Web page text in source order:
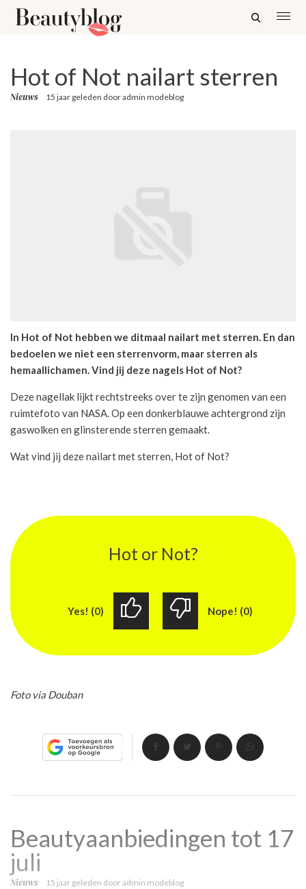
Hot of Not nailart sterren
Nieuws 15 jaar geleden dooradmin modeblog
In Hot of Not hebben we ditmaal nailart met sterren. En dan
bedoelen we niet een sterrenvorm, maar sterren als
hemaallichamen. Vind jij deze nagels Hot of Not?
Deze nagellak lijkt rechtstreeks over te zijn genomen van een
ruimtefoto van NASA. Op een donkerblauwe achtergrond zijn
gaswolken en glinsterende sterren gemaakt.
Wat vind jij deze nailart met sterren, Hot of Not?
Hot or Not?
Yes! (0) Nope! (0)
Foto via Douban
Beautyaanbiedingen tot 17
juli
Nieuws 15 jaar geleden dooradmin modeblog